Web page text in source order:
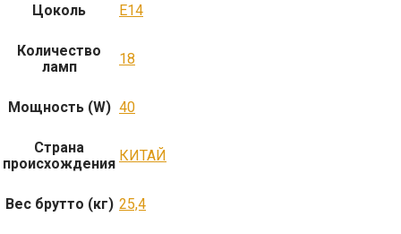
Цоколь E14
Количество
ламп
18
Мощность (W) 40
Страна
происхождения КИТАЙ
Вес брутто (кг) 25,4